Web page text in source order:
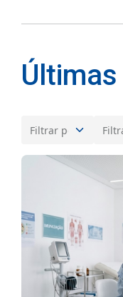
Últimas